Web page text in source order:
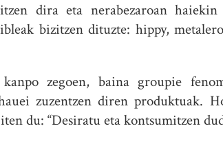
dira eta nerabezaroan
bizitzen dituzte: hippy,
zegoen, baina groupie
zuzentzen diren produktuak.
du: “Desiratu eta kontsumitzen